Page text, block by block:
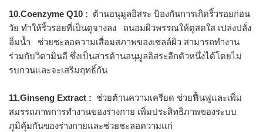
10.Coenzyme Q10 : ต้านอนุมูลอิสระ ป้องกันการเกิดริ้วรอยก่อน
วัย ทำให้ริ้วรอยที่เป็นดูจางลง ถนอมผิวพรรณให้ดูสดใส เปล่งปลั่ง
อิ่มน้ำ ช่วยชะลอความเสื่อมสภาพของเซลล์ผิว สามารถทำงาน
ร่วมกับวิตามินอี ซึ่งเป็นสารต้านอนุมูลอิสระอีกตัวหนึ่งได้โดยไม่
รบกวนและจะเสริมฤทธิ์กัน
11.Ginseng Extract : ช่วยต้านความเครียด ช่วยฟื้นฟูและเพิ่ม
สมรรถภาพการทำงานของร่างกาย เพิ่มประสิทธิภาพของระบบ
ภูมิคุ้มกันของร่างกายและช่วยชะลอความแก่